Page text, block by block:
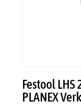
Festool LHS
PLANEX